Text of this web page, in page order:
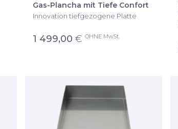
Gas-Plancha mit Tiefe Confort
Innovation tiefgezogene Platte
1 499,00 € OHNE MwSt.